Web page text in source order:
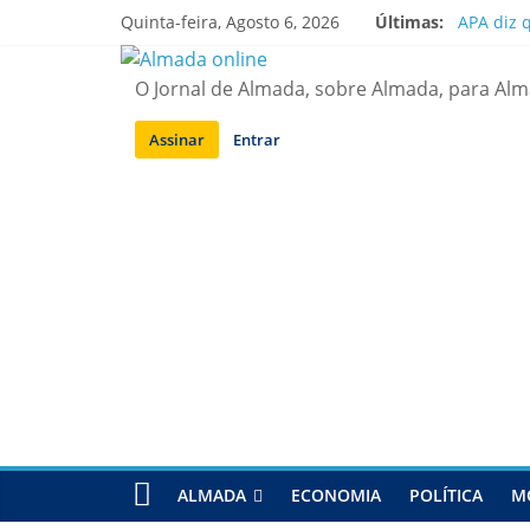
Quinta-feira, Agosto 6, 2026 Últimas:
APA diz
Ponte
O Jornal de Almada, sobre Almada, para
Assinar Entrar
ALMADA ECONOMIA POLÍTICA